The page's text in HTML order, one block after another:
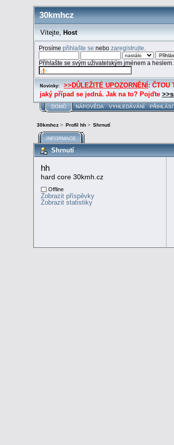
30kmhcz
Vítejte, Host
Prosímepřihlašte se nebozaregistrujte
Přihlašte se svým uživatelským jménem a heslem.
Novinky: >>DŮLEŽITÉ UPOZORNĚNÍ : ČTOU
jaký případ se jedná. Jak na to? Pojďte
DOMŮ NÁPOVĚDA VYHLEDÁVÁNÍ
30kmhcz> Profil hh> Shrnutí
INFORMACE
Shrnutí
hh
hard core 30kmh.cz
Offline
Zobrazit příspěvky
Zobrazit statistiky